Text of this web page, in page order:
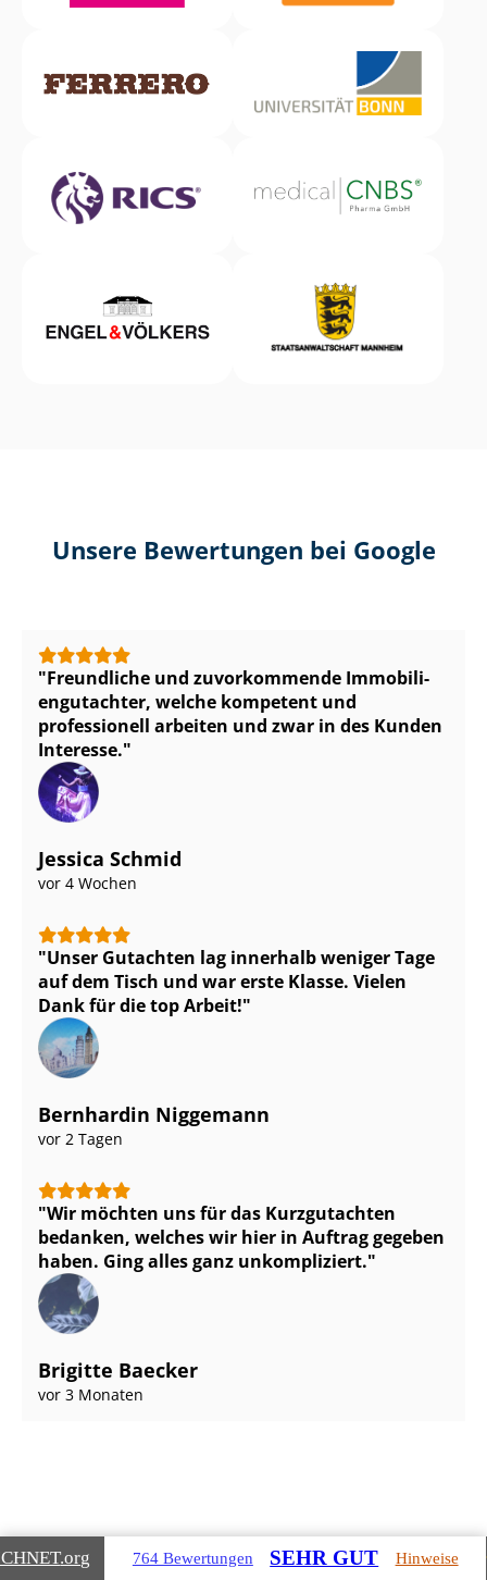
Unsere Bewertungen bei Google
Freundliche und zuvorkommende Im­mo­bi­li­
en­gut­ach­ter, welche kompetent und
professionell arbeiten und zwar in des Kunden
Interesse.
Jessica Schmid
vor 4 Wochen
Unser Gutachten lag innerhalb weniger Tage
auf dem Tisch und war erste Klasse. Vielen
Dank für die top Arbeit!
Bernhardin Niggemann
vor 2 Tagen
Wir möchten uns für das Kurzgutachten
bedanken, welches wir hier in Auftrag gegeben
haben. Ging alles ganz unkompliziert.
Brigitte Baecker
vor 3 Monaten
Gebäudearten, die wir für Sie
.org 764 Bewertungen SEHR GUT Hinweise